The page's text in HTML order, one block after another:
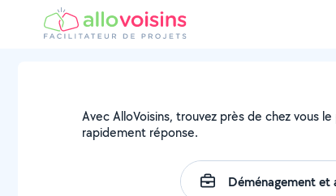
Avec AlloVoisins, trouvez près de chez vous
rapidement réponse.